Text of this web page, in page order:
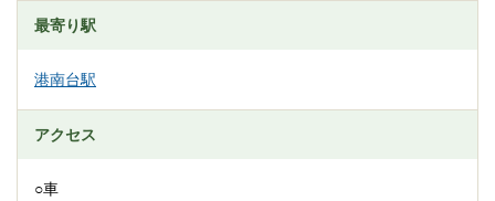
最寄り駅
港南台駅
アクセス
○車